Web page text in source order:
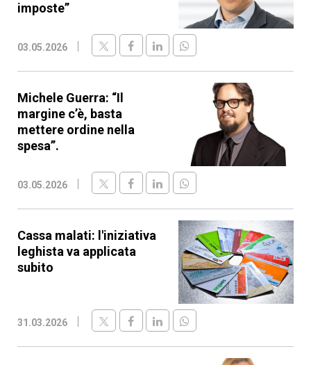
imposte”
03.05.2026
Michele Guerra: “Il
margine c’è, basta
mettere ordine nella
spesa”.
03.05.2026
Cassa malati: l'iniziativa
leghista va applicata
subito
31.03.2026